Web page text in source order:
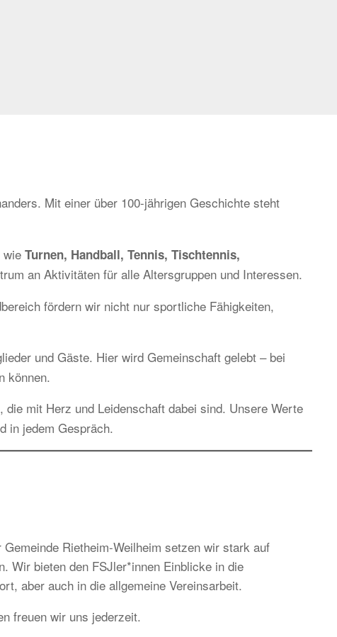
Mit einer über 100-jährigen Geschichte steht
wie Turnen, Handball, Tennis, Tischtennis,
an Aktivitäten für alle Altersgruppen und Interessen.
fördern wir nicht nur sportliche Fähigkeiten,
und Gäste. Hier wird Gemeinschaft gelebt – bei
können.
die mit Herz und Leidenschaft dabei sind. Unsere Werte
in jedem Gespräch.
Rietheim-Weilheim setzen wir stark auf
Wir bieten den FSJler*innen Einblicke in die
aber auch in die allgemeine Vereinsarbeit.
freuen wir uns jederzeit.